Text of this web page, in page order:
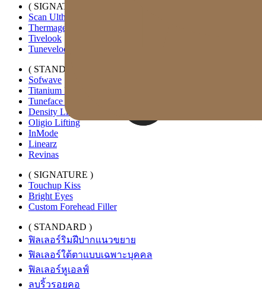
( SIGNATURE )
Scan Ulthera
Thermage FLX
Tivelook
Tunevelook
( STANDARD )
Sofwave
Titanium Lifting
Tuneface Lifting
Density Lifting
Oligio Lifting
InMode
Linearz
Revinas
( SIGNATURE )
Touchup Kiss
Bright Eyes
Custom Forehead Filler
( STANDARD )
ฟิลเลอร์ริมฝีปากแนวขยาย
ฟิลเลอร์ใต้ตาแบบเฉพาะบุคคล
ฟิลเลอร์หูเอลฟ์
ลบริ้วรอยคอ